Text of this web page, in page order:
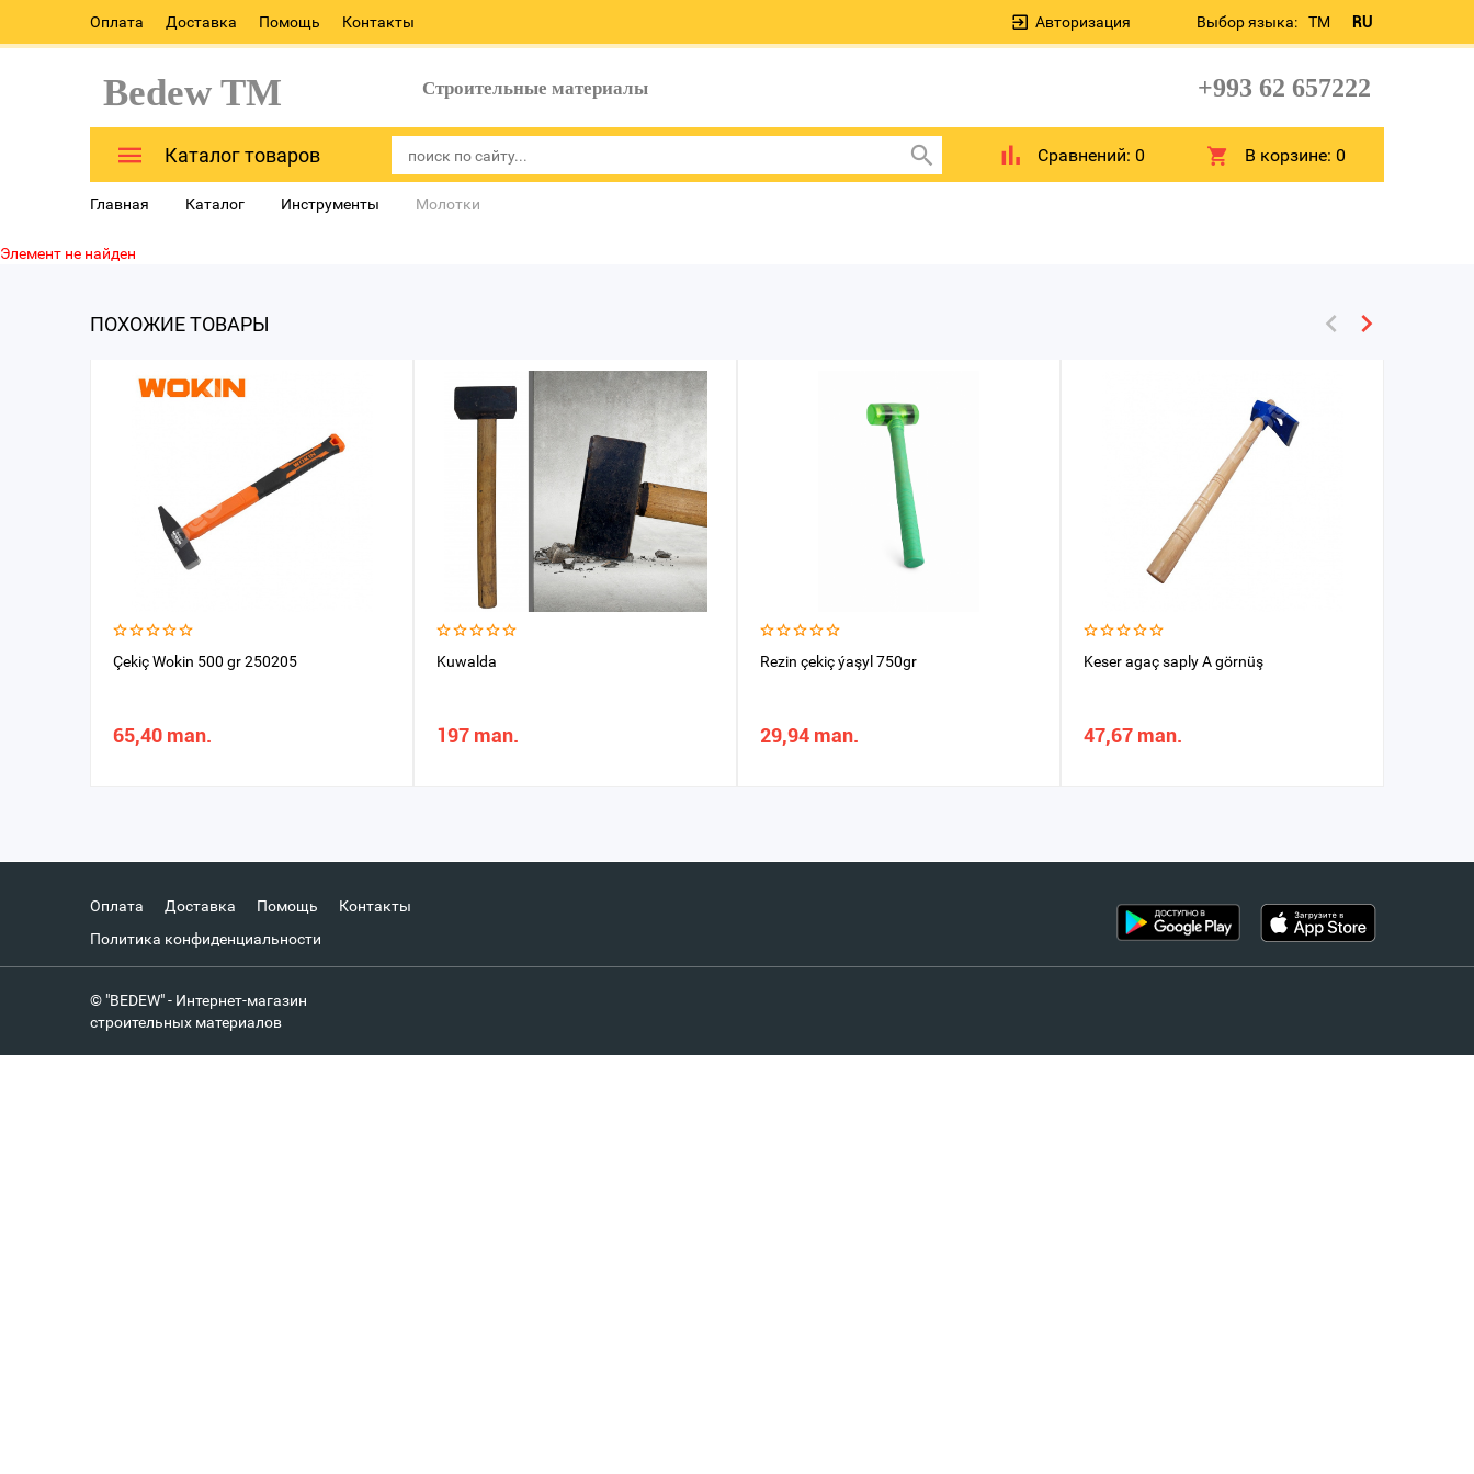
Оплата Доставка Помощь Контакты Выбор языка: TM RU
Авторизация
Bedew TM Строительные материалы +993 62 657222
Каталог товаров Сравнений: 0 В корзине:0
Главная Каталог Инструменты Молотки
Элемент не найден
ПОХОЖИЕ ТОВАРЫ
Çekiç Wokin 500 gr 250205
65,40 man.
Kuwalda
197 man.
Rezin çekiç ýaşyl 750gr
29,94 man.
Keser agaç saply A görnüş
47,67 man.
Оплата Доставка Помощь
Контакты
Политика конфиденциальности
© "BEDEW" - Интернет-магазин
строительных материалов